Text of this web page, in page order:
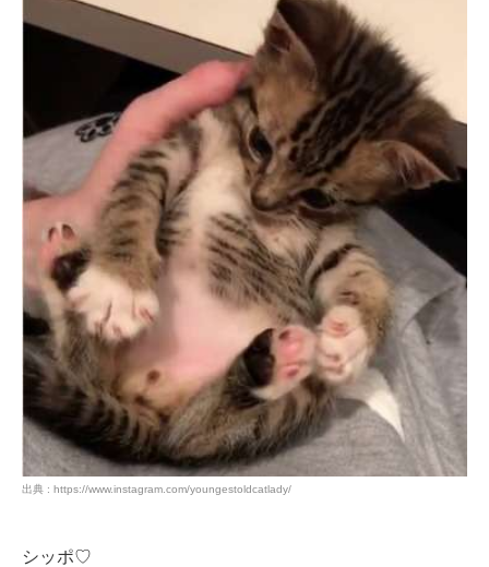
出典 : https://www.instagram.com/youngestoldcatlady/
シッポ♡